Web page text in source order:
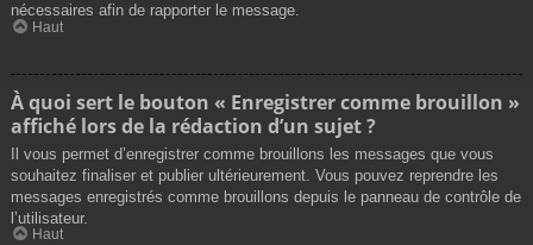
nécessaires afin de rapporter le message.
Haut
À quoi sert le bouton « Enregistrer comme brouillon »
affiché lors de la rédaction d’un sujet ?
Il vous permet d’enregistrer comme brouillons les messages que vous
souhaitez finaliser et publier ultérieurement. Vous pouvez reprendre les
messages enregistrés comme brouillons depuis le panneau de contrôle de
l’utilisateur.
Haut